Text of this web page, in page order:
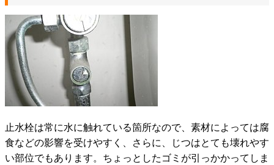
止水栓は常に水に触れている箇所なので、素材によっては腐
食などの影響を受けやすく、さらに、じつはとても壊れやす
い部位でもあります。ちょっとしたゴミが引っかかってしま